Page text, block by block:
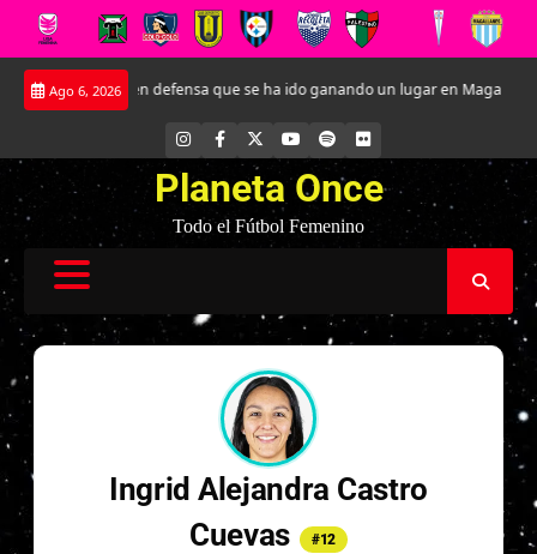
Saltar
Ago 6, 2026
Brandt: La joven defensa que se ha ido ganando un lugar en Magallanes
INSTAGRAM
FACEBOOK YOUTUBE
SPOTIFYFLICKR
Planeta Once
Todo el Fútbol Femenino
Ingrid Alejandra Castro
Cuevas
#12